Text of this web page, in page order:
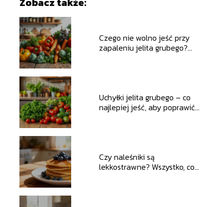
Czego nie wolno jeść przy
zapaleniu jelita grubego?
Uchyłki jelita grubego – co
najlepiej jeść, aby poprawić
Czy naleśniki są
lekkostrawne? Wszystko, co